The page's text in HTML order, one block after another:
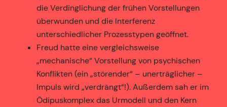
die Verdinglichung der frühen Vorstellungen
überwunden und die Interferenz
unterschiedlicher Prozesstypen geöffnet.
Freud hatte eine vergleichsweise
„mechanische“ Vorstellung von psychischen
Konflikten (ein „störender“ – unerträglicher –
Impuls wird „verdrängt“!). Außerdem sah er im
Ödipuskomplex das Urmodell und den Kern